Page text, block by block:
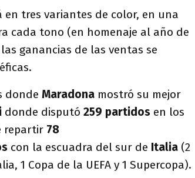
en tres variantes de color, en una
cada tono (en homenaje al año de
ganancias de las ventas se
donde Maradona mostró su mejor
donde disputó 259 partidos en los
repartir 78
con la escuadra del sur de Italia (2
1 Copa de la UEFA y 1 Supercopa).